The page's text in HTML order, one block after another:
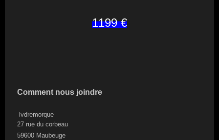
1199 €
Comment nous joindre
lvdremorque
27 rue du corbeau
59600 Maubeuge